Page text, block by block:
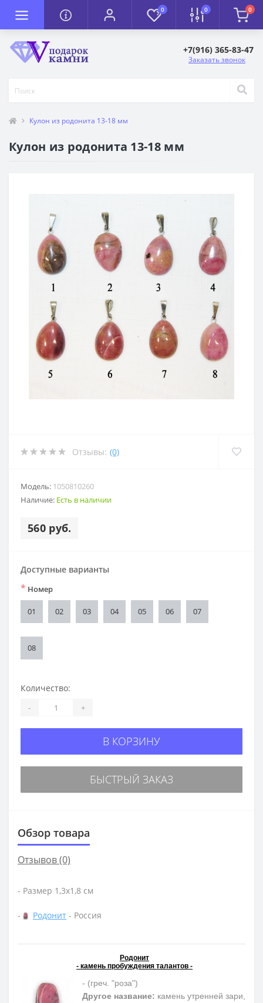
0 0 0
+7(916) 365-83-47
Заказать звонок
Кулон из родонита 13-18 мм
Кулон из родонита 13-18 мм
Отзывы: (0)
Модель: 1050810260
Наличие: Есть в наличии
560 руб.
Доступные варианты
* Номер
01 02 03 04 05 06 07
08
Количество:
- +
В КОРЗИНУ
БЫСТРЫЙ ЗАКАЗ
Обзор товара
Отзывов (0)
- Размер 1,3х1,8 см
- Родонит - Россия
Родонит
- камень пробуждения талантов -
- (греч. "роза")
Другое название: камень утренней зари,